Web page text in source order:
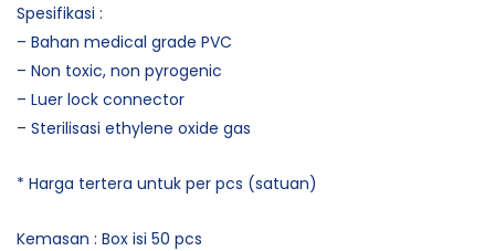
Spesifikasi :
– Bahan medical grade PVC
– Non toxic, non pyrogenic
– Luer lock connector
– Sterilisasi ethylene oxide gas
* Harga tertera untuk per pcs (satuan)
Kemasan : Box isi 50 pcs